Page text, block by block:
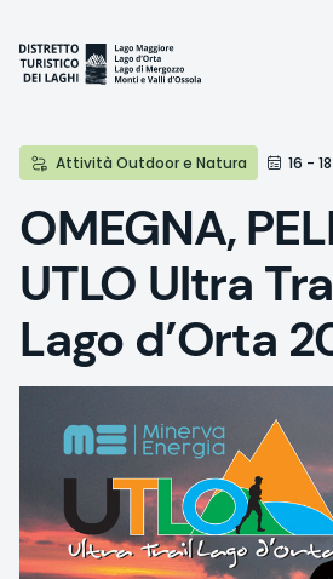
contenu
principal
Attività Outdoor e Natura 16 -
OMEGNA,
UTLO Ultra
Lago d’Orta